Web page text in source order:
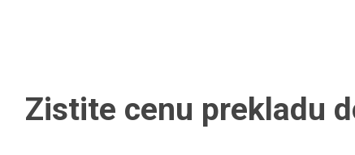
Zistite cenu prekladu